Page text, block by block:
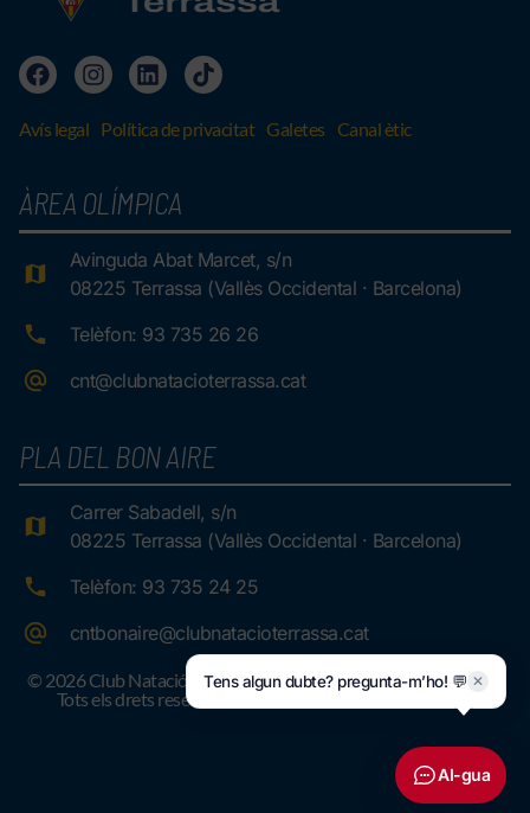
Avís legal Política de privacitat Galetes Canal ètic
ÀREA OLÍMPICA
Avinguda Abat Marcet, s/n
08225 Terrassa (Vallès Occidental · Barcelona)
Telèfon: 93 735 26 26
cnt@clubnatacioterrassa.cat
PLA DEL BON AIRE
Carrer Sabadell, s/n
08225 Terrassa (Vallès Occidental · Barcelona)
Telèfon: 93 735 24 25
cntbonaire@clubnatacioterrassa.cat
© 2026 Club Natació Terrassa.
Tots els drets reservats
AI-gua
Tens algun dubte? pregunta-m’ho! 💬 ✕